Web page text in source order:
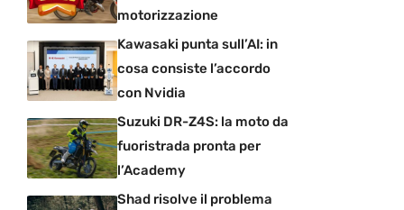
motorizzazione
Kawasaki punta sull’AI: in
cosa consiste l’accordo
con Nvidia
Suzuki DR-Z4S: la moto da
fuoristrada pronta per
l’Academy
Shad risolve il problema